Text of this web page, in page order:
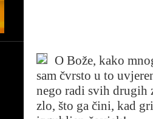
O Bože, kako
sam čvrsto u to
nego radi svih drugih
zlo, što ga čini, kad